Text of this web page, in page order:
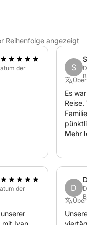
die
Reihenfolge angezeigt
der
S
Es
Sie
Mehr
der
D